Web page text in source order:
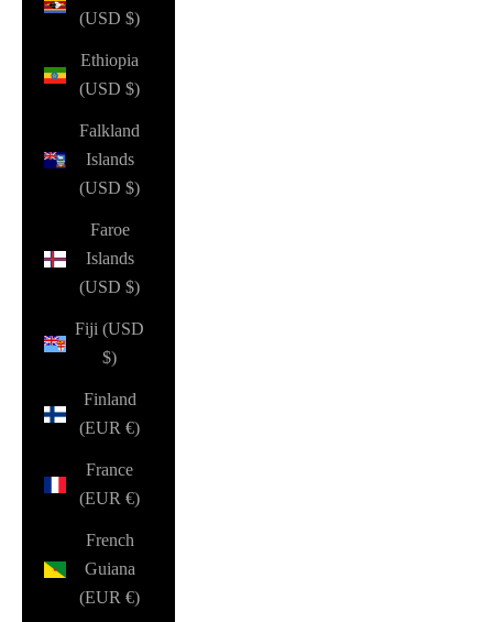
(USD $)
Ethiopia
(USD $)
Falkland
Islands
(USD $)
Faroe
Islands
(USD $)
Fiji (USD
$)
Finland
(EUR €)
France
(EUR €)
French
Guiana
(EUR €)